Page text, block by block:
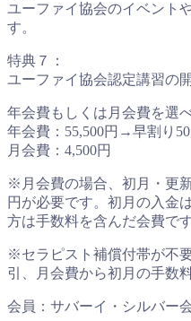
ユーファイ協会のイベント
す。
特典７：
ユーファイ協会認定講習の
年会費もしくは月会費を選べ
年会費：55,500円→早割り
月会費：4,500円
※月会費の場合、初月・更
円が必要です。初月の入金
方は手数料を含んだ会費です
※セラピスト補償付帯が不
引、月会費から初月の手数
会員：サバーイ・シルバー